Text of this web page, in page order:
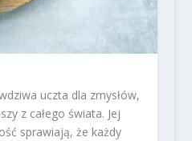
uczta dla zmysłów,
z całego świata. Jej
sprawiają, że każdy